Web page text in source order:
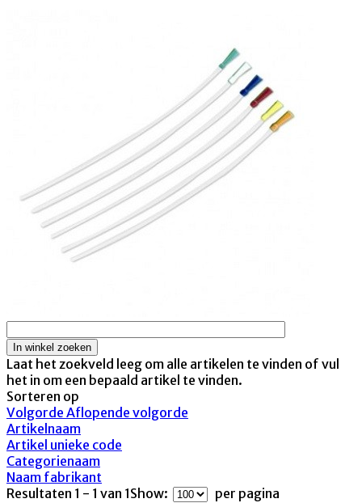
Laat het zoekveld leeg om alle artikelen te vinden of vul
het in om een bepaald artikel te vinden.
Sorteren op
Volgorde Aflopende volgorde
Artikelnaam
Artikel unieke code
Categorienaam
Naam fabrikant
Resultaten 1 - 1 van 1Show: per pagina